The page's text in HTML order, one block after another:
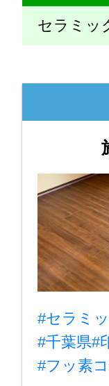
セラミッ
#セラミ
#千葉県#
#フッ素